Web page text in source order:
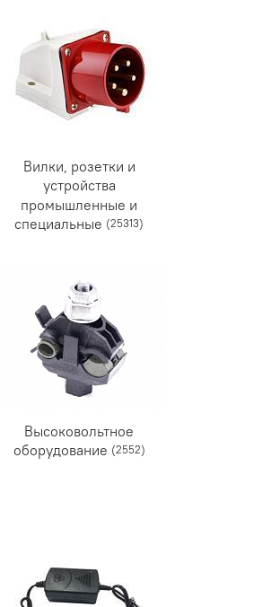
Вилки, розетки и
устройства
промышленные и
специальные (25313)
Высоковольтное
оборудование (2552)